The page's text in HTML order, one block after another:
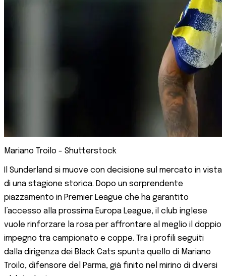
Mariano Troilo - Shutterstock
Il Sunderland si muove con decisione sul mercato in vista
di una stagione storica. Dopo un sorprendente
piazzamento in Premier League che ha garantito
l’accesso alla prossima Europa League, il club inglese
vuole rinforzare la rosa per affrontare al meglio il doppio
impegno tra campionato e coppe. Tra i profili seguiti
dalla dirigenza dei Black Cats spunta quello di Mariano
Troilo, difensore del Parma, già finito nel mirino di diversi